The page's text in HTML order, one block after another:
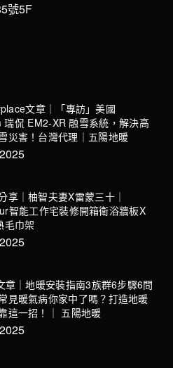
號5F
文章｜「專訪」美國
瑞侃 EM2-XR 融雪系統，解決高
災害！台灣代理｜五陽地暖
享｜柚智夫妻X雷蒙三十｜
智能工作宅裝修開箱衛浴牆板X
毛巾架
章｜地暖安裝指南3族群6步驟6問
見暖氣病你家中了嗎？打造地暖
這一招！｜ 五陽地暖